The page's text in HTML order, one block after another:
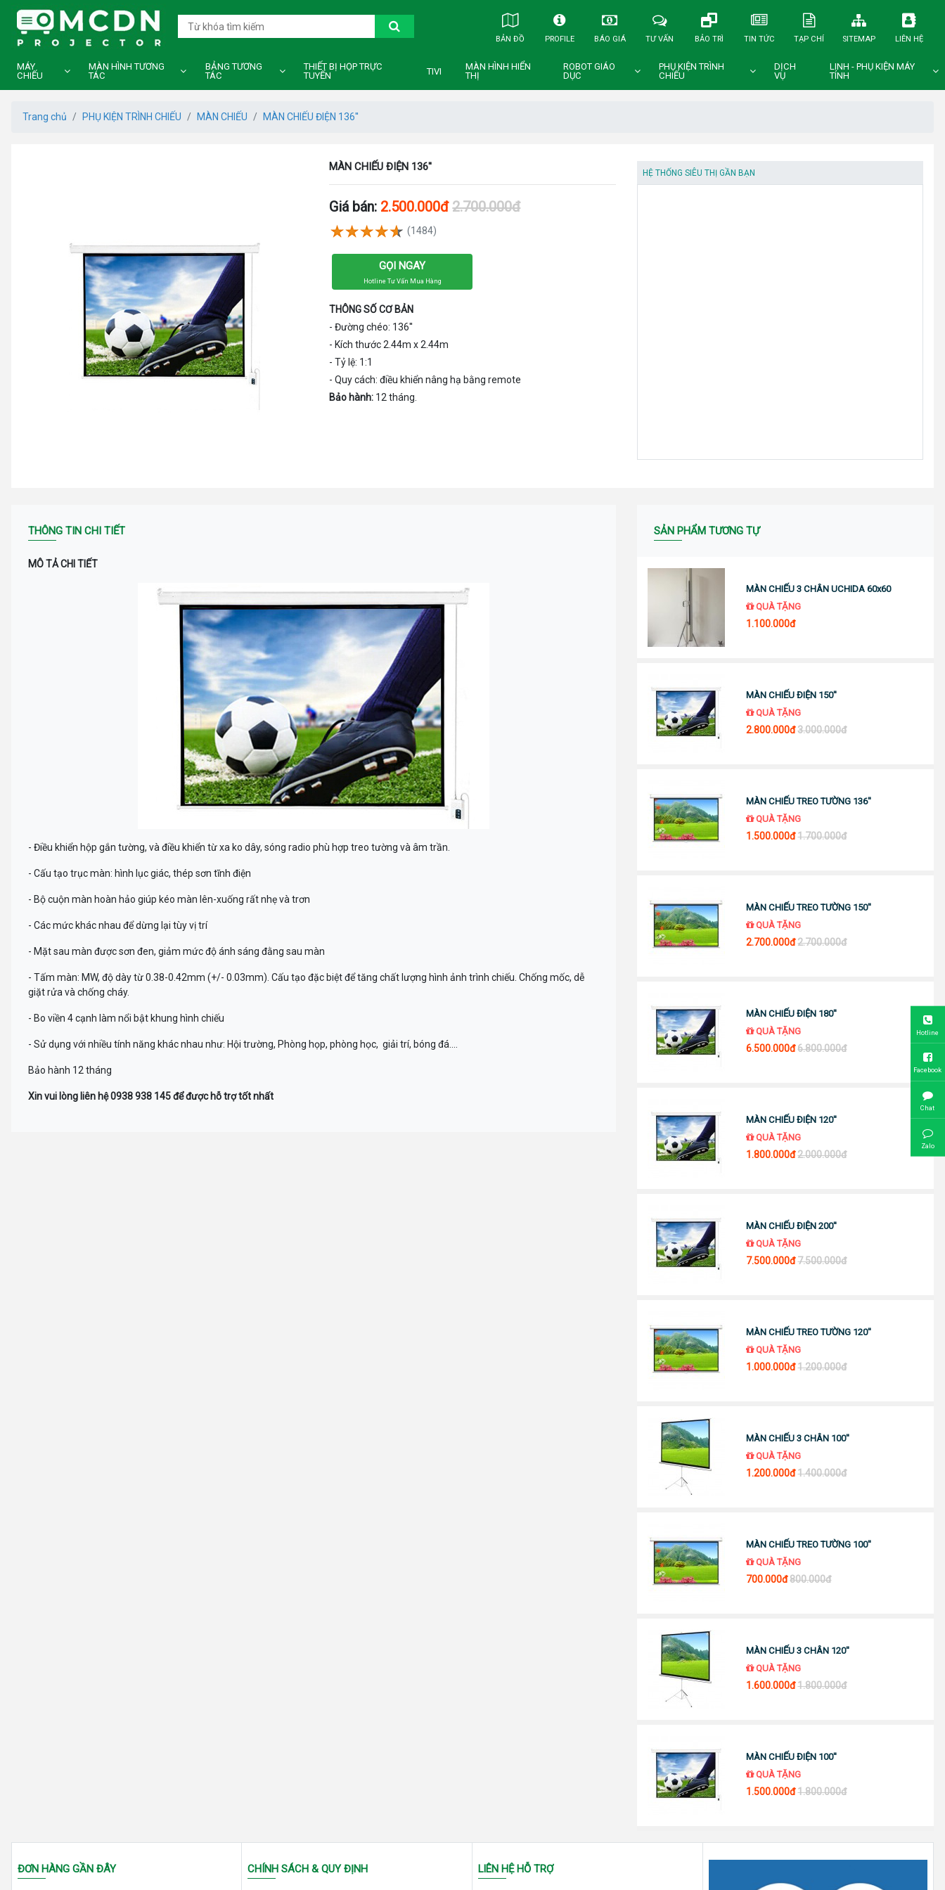
BẢN ĐỒ PROFILE BÁO GIÁ TƯ VẤN BẢO TRÌ TIN TỨC TẠP CHÍ SITEMAP LIÊN HỆ
MÁY
CHIẾU
MÀN HÌNH TƯƠNG
TÁC
BẢNG TƯƠNG
TÁC
THIẾT BỊ HỌP TRỰC
TUYẾN
TIVI
MÀN HÌNH HIỂN
THỊ
ROBOT GIÁO
DỤC
PHỤ KIỆN TRÌNH
CHIẾU
DỊCH
VỤ
LINH - PHỤ KIỆN MÁY
TÍNH
Trang chủ PHỤ KIỆN TRÌNH CHIẾU MÀN CHIẾU MÀN CHIẾU ĐIỆN 136''
MÀN CHIẾU ĐIỆN 136''
Giá bán: 2.500.000đ 2.700.000đ
(1484)
GỌI NGAY
Hotline Tư Vấn Mua Hàng
THÔNG SỐ CƠ BẢN
- Đường chéo: 136''
- Kích thước 2.44m x 2.44m
- Tỷ lệ: 1:1
- Quy cách: điều khiển nâng hạ bằng remote
Bảo hành: 12 tháng.
HỆ THỐNG SIÊU THỊ GẦN BẠN
THÔNG TIN CHI TIẾT
MÔ TẢ CHI TIẾT
- Điều khiển hộp gắn tường, và điều khiển từ xa ko dây, sóng radio phù hợp treo tường và âm trần.
- Cấu tạo trục màn: hình lục giác, thép sơn tĩnh điện
- Bộ cuộn màn hoàn hảo giúp kéo màn lên-xuống rất nhẹ và trơn
- Các mức khác nhau để dừng lại tùy vị trí
- Mặt sau màn được sơn đen, giảm mức độ ánh sáng đằng sau màn
- Tấm màn: MW, độ dày từ 0.38-0.42mm (+/- 0.03mm). Cấu tạo đặc biệt để tăng chất lượng hình ảnh trình chiếu. Chống mốc, dễ
giặt rửa và chống cháy.
- Bo viền 4 cạnh làm nổi bật khung hình chiếu
- Sử dụng với nhiều tính năng khác nhau như: Hội trường, Phòng họp, phòng học, giải trí, bóng đá....
Bảo hành 12 tháng
Xin vui lòng liên hệ 0938 938 145 để được hỗ trợ tốt nhất
SẢN PHẨM TƯƠNG TỰ
MÀN CHIẾU 3 CHÂN UCHIDA 60x60
QUÀ TẶNG
1.100.000đ
MÀN CHIẾU ĐIỆN 150''
QUÀ TẶNG
2.800.000đ3.000.000đ
MÀN CHIẾU TREO TƯỜNG 136''
QUÀ TẶNG
1.500.000đ1.700.000đ
MÀN CHIẾU TREO TƯỜNG 150''
QUÀ TẶNG
2.700.000đ2.700.000đ
MÀN CHIẾU ĐIỆN 180''
QUÀ TẶNG
6.500.000đ6.800.000đ
MÀN CHIẾU ĐIỆN 120''
QUÀ TẶNG
1.800.000đ2.000.000đ
MÀN CHIẾU ĐIỆN 200''
QUÀ TẶNG
7.500.000đ7.500.000đ
MÀN CHIẾU TREO TƯỜNG 120''
QUÀ TẶNG
1.000.000đ1.200.000đ
MÀN CHIẾU 3 CHÂN 100''
QUÀ TẶNG
1.200.000đ1.400.000đ
MÀN CHIẾU TREO TƯỜNG 100''
QUÀ TẶNG
700.000đ800.000đ
MÀN CHIẾU 3 CHÂN 120''
QUÀ TẶNG
1.600.000đ1.800.000đ
MÀN CHIẾU ĐIỆN 100''
QUÀ TẶNG
1.500.000đ1.800.000đ
ĐƠN HÀNG GẦN ĐÂY CHÍNH SÁCH & QUY ĐỊNH LIÊN HỆ HỖ TRỢ
Hotline
Facebook
Chat
Zalo